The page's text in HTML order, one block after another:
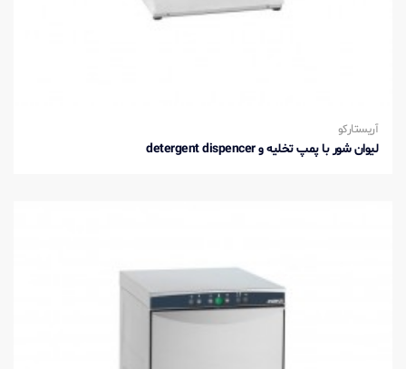
آریستارکو
لیوان شور با پمپ تخلیه و detergent dispencer